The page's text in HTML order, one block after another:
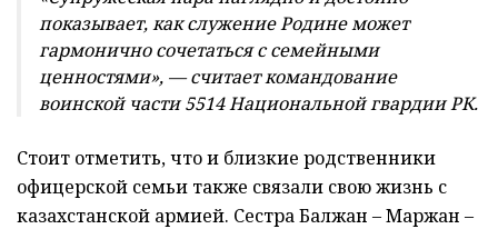
показывает, как служение Родине может
гармонично сочетаться с семейными
ценностями», — считает командование
воинской части 5514 Национальной гвардии РК.
Стоит отметить, что и близкие родственники
офицерской семьи также связали свою жизнь с
казахстанской армией. Сестра Балжан – Маржан –